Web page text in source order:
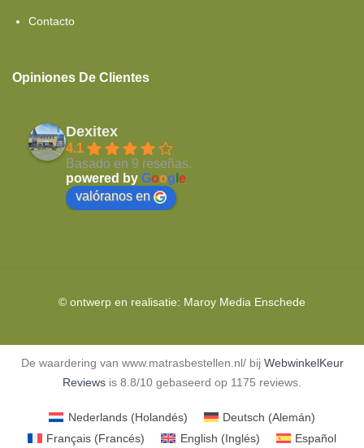
Contacto
Opiniones De Clientes
Dexitex
4.1
Basado en 9 reseñas.
powered by Goog e
valóranos en
© ontwerp en realisatie: Maroy Media Enschede
De waardering van www.matrasbestellen.nl/ bij WebwinkelKeur
Reviews is 8.8/10 gebaseerd op 1175 reviews.
Nederlands(Holandés) Deutsch (Alemán)
Français (Francés) English (Inglés) Español